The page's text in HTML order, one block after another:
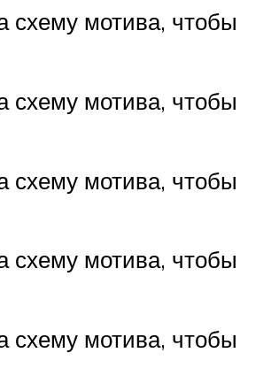
схему мотива, чтобы
схему мотива, чтобы
схему мотива, чтобы
схему мотива, чтобы
схему мотива, чтобы